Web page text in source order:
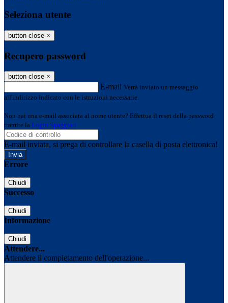
Seleziona utente
button close ×
Recupero password
button close ×
E-mail Verrà inviato un messaggio
all'indirizzo indicato con le istruzioni necessarie.
Non hai una e-mail associata al nome utente? Effettua il reset della password
tramite la Login Spaggiari
E-mail inviata, si prega di controllare la casella di posta elettronica!
Errore
Chiudi
Successo
Chiudi
Informazione
Chiudi
Attendere...
Attendere il completamento dell'operazione...